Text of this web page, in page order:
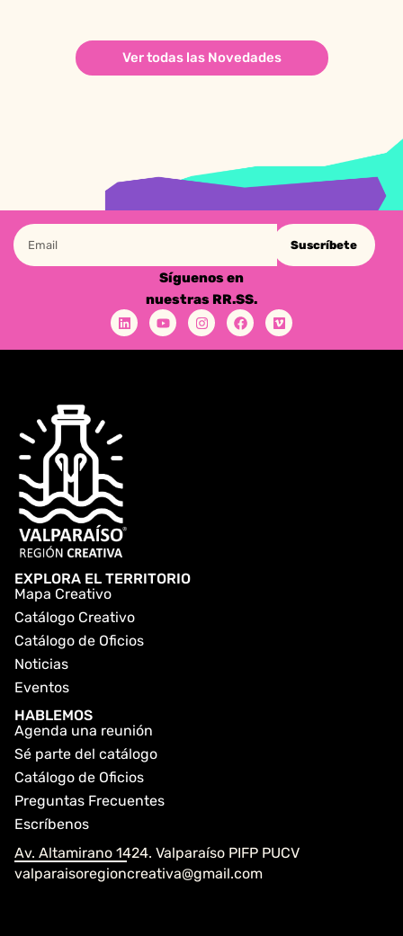
Ver todas las Novedades
Suscríbete
Síguenos en
nuestras RR.SS.
EXPLORA EL TERRITORIO
Mapa Creativo
Catálogo Creativo
Catálogo de Oficios
Noticias
Eventos
HABLEMOS
Agenda una reunión
Sé parte del catálogo
Catálogo de Oficios
Preguntas Frecuentes
Escríbenos
Av. Altamirano 1424. Valparaíso PIFP PUCV
valparaisoregioncreativa@gmail.com